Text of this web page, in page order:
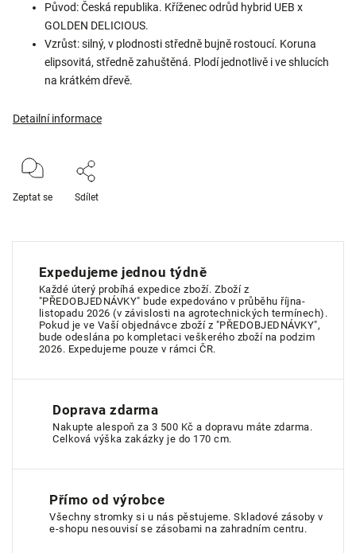
Původ: Česká republika. Kříženec odrůd hybrid UEB x
GOLDEN DELICIOUS.
Vzrůst: silný, v plodnosti středně bujně rostoucí. Koruna
elipsovitá, středně zahuštěná. Plodí jednotlivě i ve shlucích
na krátkém dřevě.
Detailní informace
Zeptat se Sdílet
Expedujeme jednou týdně
Každé úterý probíhá expedice zboží. Zboží z
"PŘEDOBJEDNÁVKY" bude expedováno v průběhu října-
listopadu 2026 (v závislosti na agrotechnických termínech).
Pokud je ve Vaší objednávce zboží z "PŘEDOBJEDNÁVKY",
bude odeslána po kompletaci veškerého zboží na podzim
2026. Expedujeme pouze v rámci ČR.
Doprava zdarma
Nakupte alespoň za 3 500 Kč a dopravu máte zdarma.
Celková výška zakázky je do 170 cm.
Přímo od výrobce
Všechny stromky si u nás pěstujeme. Skladové zásoby v
e-shopu nesouvisí se zásobami na zahradním centru.